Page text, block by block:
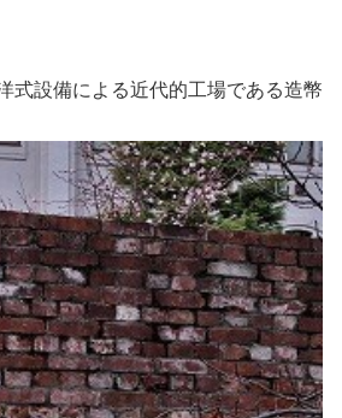
式設備による近代的工場である造幣